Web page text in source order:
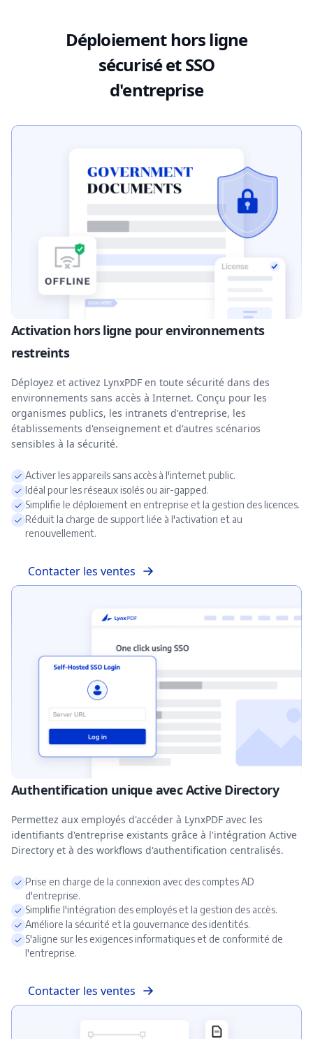
Déploiement hors ligne
sécurisé et SSO
d'entreprise
Activation hors ligne pour environnements
restreints
Déployez et activez LynxPDF en toute sécurité dans des
environnements sans accès à Internet. Conçu pour les
organismes publics, les intranets d'entreprise, les
établissements d'enseignement et d'autres scénarios
sensibles à la sécurité.
Activer les appareils sans accès à l'internet public.
Idéal pour les réseaux isolés ou air-gapped.
Simplifie le déploiement en entreprise et la gestion des licences.
Réduit la charge de support liée à l'activation et au
renouvellement.
Contacter les ventes
Authentification unique avec Active Directory
Permettez aux employés d'accéder à LynxPDF avec les
identifiants d'entreprise existants grâce à l'intégration Active
Directory et à des workflows d'authentification centralisés.
Prise en charge de la connexion avec des comptes AD
d'entreprise.
Simplifie l'intégration des employés et la gestion des accès.
Améliore la sécurité et la gouvernance des identités.
S'aligne sur les exigences informatiques et de conformité de
l'entreprise.
Contacter les ventes